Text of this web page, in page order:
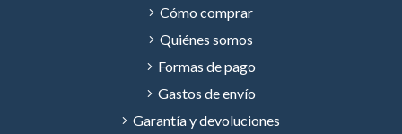
Cómo comprar
Quiénes somos
Formas de pago
Gastos de envío
Garantía y devoluciones